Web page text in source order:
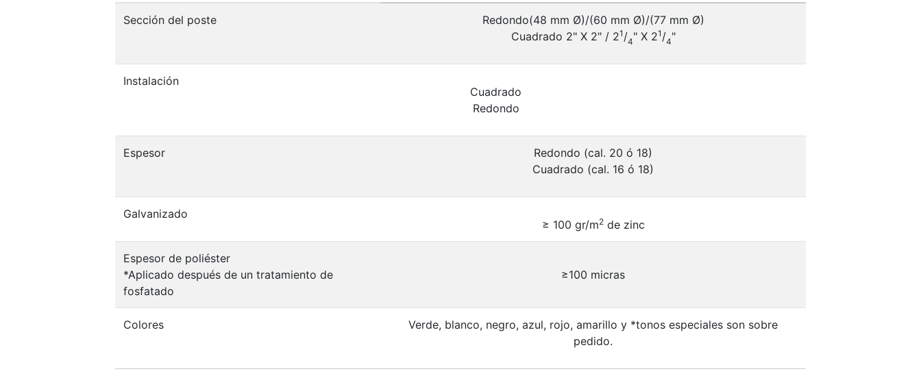
Sección del poste
Redondo(48 mm Ø)/(60 mm Ø)/(77 mm Ø)
Cuadrado 2" X 2" / 21 /4" X 21 /4"
Instalación
Cuadrado
Redondo
Espesor
Redondo (cal. 20 ó 18)
Cuadrado (cal. 16 ó 18)
Galvanizado
≥ 100 gr/m2de zinc
Espesor de poliéster
*Aplicado después de un tratamiento de
fosfatado
≥100 micras
Colores
Verde, blanco, negro, azul, rojo, amarillo y *tonos especiales son sobre
pedido.